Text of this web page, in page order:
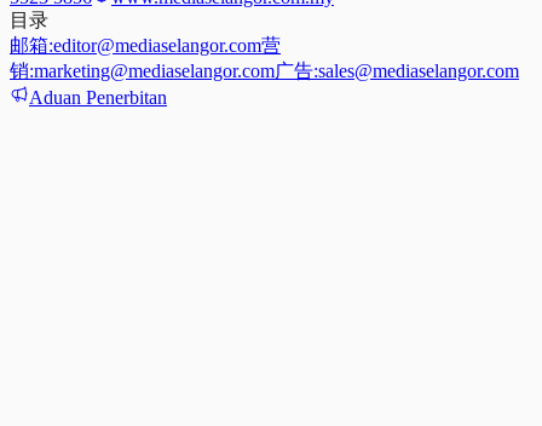
目录
邮箱:editor@mediaselangor.com营
销:marketing@mediaselangor.com广告:sales@mediaselangor.com
Aduan Penerbitan